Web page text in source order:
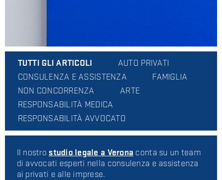
TUTTI GLI ARTICOLI
AUTO PRIVATI
CONSULENZA E ASSISTENZA
FAMIGLIA
NON CONCORRENZA
ARTE
RESPONSABILITÀ MEDICA
RESPONSABILITÀ AVVOCATO
Il nostro studio legale a Verona conta su un team
di avvocati esperti nella consulenza e assistenza
ai privati e alle imprese.